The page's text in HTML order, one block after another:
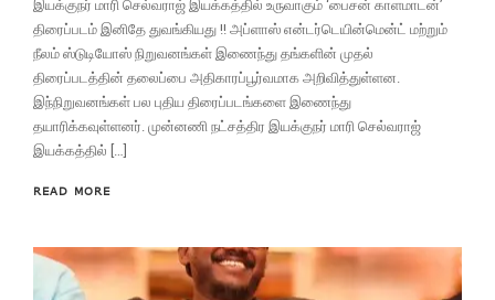
இயக்குநர் மாரி செல்வராஜ் இயக்கத்தில் உருவாகும் ‘பைசன் காளமாடன்’
திரைப்படம் இனிதே துவங்கியது !! அப்ளாஸ் என்டர்டெயின்மென்ட் மற்றும்
நீலம் ஸ்டுடியோஸ் நிறுவனங்கள் இணைந்து தங்களின் முதல்
திரைப்படத்தின் தலைப்பை அதிகாரப்பூர்வமாக அறிவித்துள்ளன.
இந்நிறுவனங்கள் பல புதிய திரைப்படங்களை இணைந்து
தயாரிக்கவுள்ளனர். முன்னணி நட்சத்திர இயக்குநர் மாரி செல்வராஜ்
இயக்கத்தில் […]
READ MORE